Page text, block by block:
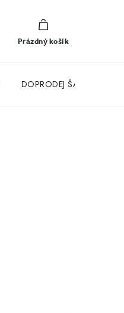
NÁKUPNÍ
KOŠÍK
Prázdný košík
DOPRODEJ ŠATŮ